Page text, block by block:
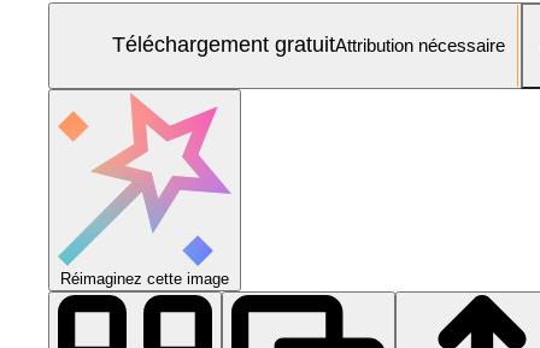
Téléchargement gratuitAttribution nécessaire
Réimaginez cette image